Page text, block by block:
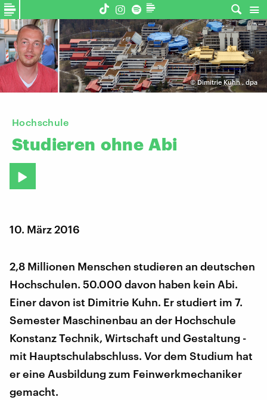
©Dimitrie Kuhn,dpa
Hochschule
Studieren ohne Abi
10. März 2016
2,8 Millionen Menschen studieren an deutschen
Hochschulen. 50.000 davon haben kein Abi.
Einer davon ist Dimitrie Kuhn. Er studiert im 7.
Semester Maschinenbau an der Hochschule
Konstanz Technik, Wirtschaft und Gestaltung -
mit Hauptschulabschluss. Vor dem Studium hat
er eine Ausbildung zum Feinwerkmechaniker
gemacht.